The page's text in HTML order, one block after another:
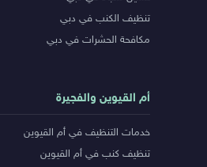
تنظيف الكنب في دبي
مكافحة الحشرات في دبي
أم القيوين والفجيرة
خدمات التنظيف في أم القيوين
تنظيف كنب في أم القيوين